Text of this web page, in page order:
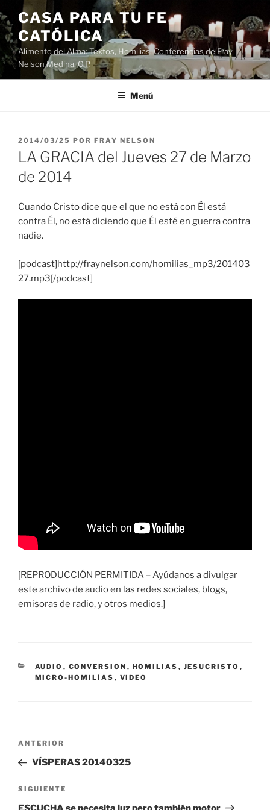
Saltar
al
contenido
CASA PARA TU FE
CATÓLICA
Alimento del Alma: Textos, Homilias, Conferencias de Fray
Nelson Medina, O.P.
Menú
PUBLICADO
EL
2014/03/25 POR FRAY NELSON
LA GRACIA del Jueves 27 de Marzo
de 2014
Cuando Cristo dice que el que no está con Él está
contra Él, no está diciendo que Él esté en guerra contra
nadie.
[podcast]http://fraynelson.com/homilias_mp3/201403
27.mp3[/podcast]
[REPRODUCCIÓN PERMITIDA – Ayúdanos a divulgar
este archivo de audio en las redes sociales, blogs,
emisoras de radio, y otros medios.]
CATEGORÍAS
AUDIO , CONVERSION , HOMILIAS , JESUCRISTO ,
MICRO-HOMILÍAS , VIDEO
Navegación
entradas
Entrada
anterior:
ANTERIOR
VÍSPERAS 20140325
Siguiente
entrada
SIGUIENTE